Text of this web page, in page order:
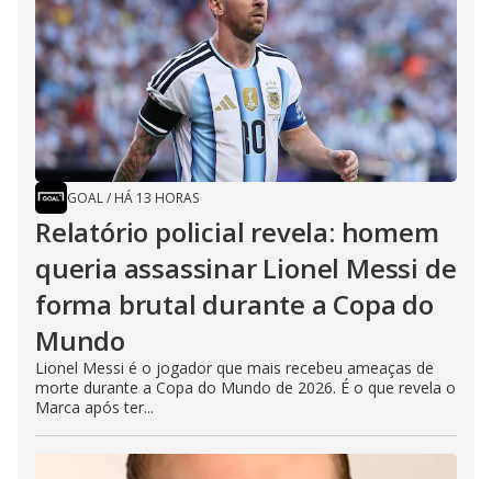
GOAL/ HÁ 13 HORAS
Relatório policial revela: homem
queria assassinar Lionel Messi de
forma brutal durante a Copa do
Mundo
Lionel Messi é o jogador que mais recebeu ameaças de
morte durante a Copa do Mundo de 2026. É o que revela o
Marca após ter...